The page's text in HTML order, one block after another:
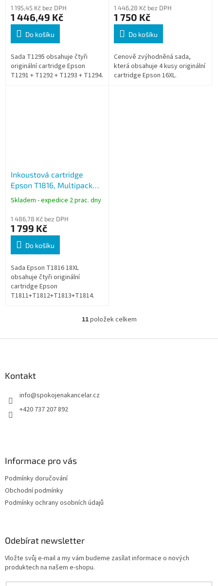
1 195,45 Kč bez DPH
1 446,49 Kč
Do košíku
Sada T1295 obsahuje čtyři
originální cartridge Epson
T1291 + T1292 + T1293 + T1294.
1 446,28 Kč bez DPH
1 750 Kč
Do košíku
Cenově zvýhodněná sada,
která obsahuje 4 kusy originální
cartridge Epson 16XL.
Inkoustová cartridge
Epson T1816, Multipack
18XL
Skladem - expedice 2 prac. dny
1 486,78 Kč bez DPH
1 799 Kč
Do košíku
Sada Epson T1816 18XL
obsahuje čtyři originální
cartridge Epson
T1811+T1812+T1813+T1814.
O
l
11položek celkem
Kontakt
info@spokojenakancelar.cz
+420 737 207 892
Informace pro vás
Podmínky doručování
Obchodní podmínky
Podmínky ochrany osobních údajů
Odebírat newsletter
Vložte svůj e-mail a my vám budeme zasílat informace o nových
produktech na našem e-shopu.